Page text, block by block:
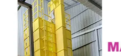
POLÍTICA